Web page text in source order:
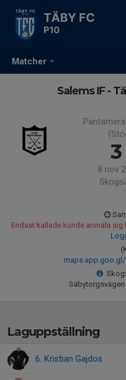
Matcher
TÄBY FC
P10
Salems IF -
8 nov
Endast kallade kunde anmäla
Säbytorgsvägen
Laguppställning
6. Kristian Gajdos